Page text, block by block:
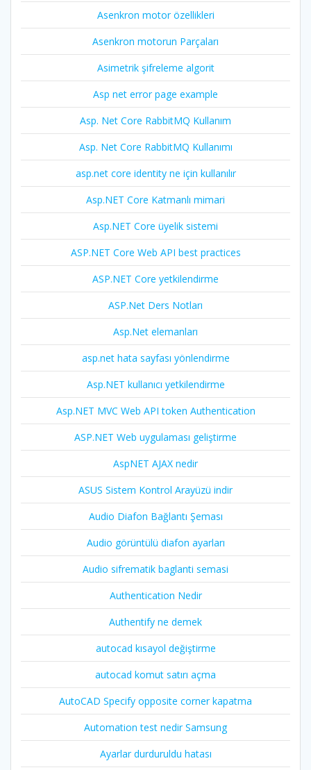
Asenkron motor özellikleri
Asenkron motorun Parçaları
Asimetrik şifreleme algorit
Asp net error page example
Asp. Net Core RabbitMQ Kullanım
Asp. Net Core RabbitMQ Kullanımı
asp.net core identity ne için kullanılır
Asp.NET Core Katmanlı mimari
Asp.NET Core üyelik sistemi
ASP.NET Core Web API best practices
ASP.NET Core yetkilendirme
ASP.Net Ders Notları
Asp.Net elemanları
asp.net hata sayfası yönlendirme
Asp.NET kullanıcı yetkilendirme
Asp.NET MVC Web API token Authentication
ASP.NET Web uygulaması geliştirme
AspNET AJAX nedir
ASUS Sistem Kontrol Arayüzü indir
Audio Diafon Bağlantı Şeması
Audio görüntülü diafon ayarları
Audio sifrematik baglanti semasi
Authentication Nedir
Authentify ne demek
autocad kısayol değiştirme
autocad komut satırı açma
AutoCAD Specify opposite corner kapatma
Automation test nedir Samsung
Ayarlar durduruldu hatası